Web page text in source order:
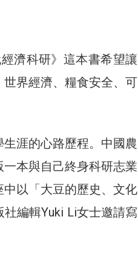
濟科研》這本書希望讓
界經濟、糧食安全、可
涯的心路歷程。中國農
本與自己終身科研志業
以「大豆的歷史、文化
編輯Yuki Li女士邀請寫